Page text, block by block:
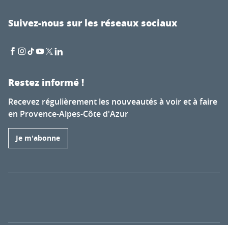
Suivez-nous sur les réseaux sociaux
Restez informé !
Recevez régulièrement les nouveautés à voir et à faire
en Provence-Alpes-Côte d'Azur
Je m'abonne